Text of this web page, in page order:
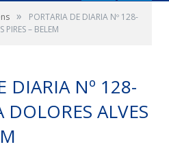
»
PORTARIA DE DIARIA Nº 128-
– BELEM
DIARIA Nº 128-
ALVES